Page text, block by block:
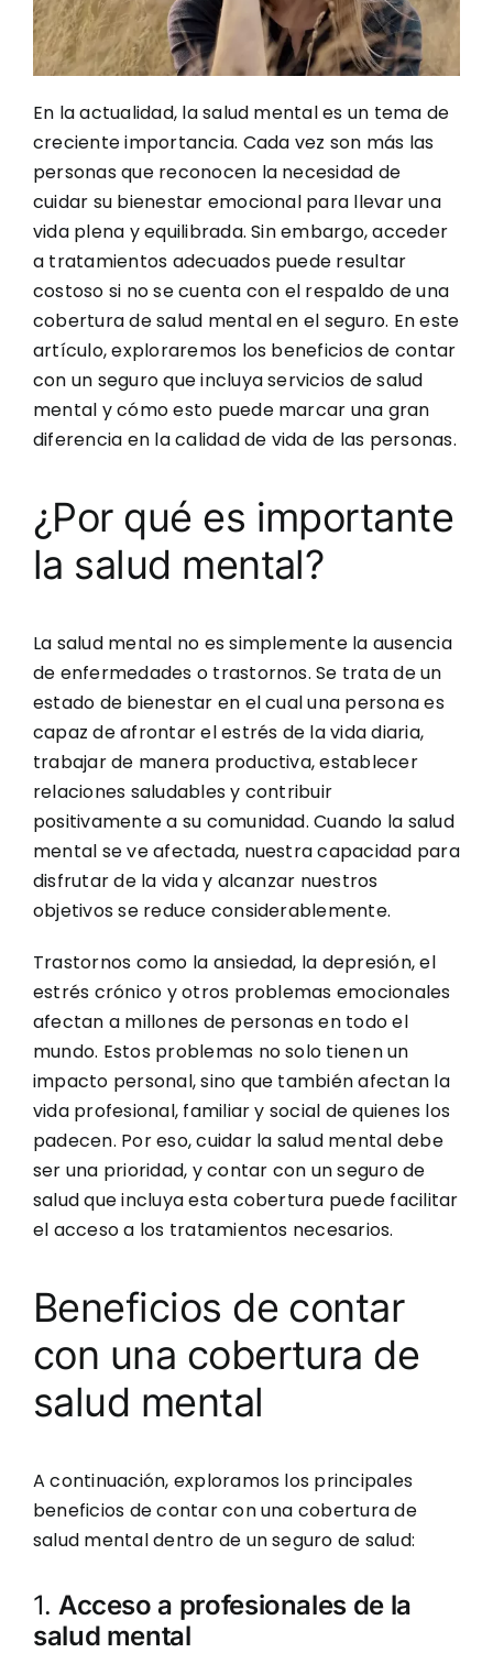
En la actualidad, la salud mental es un tema de
creciente importancia. Cada vez son más las
personas que reconocen la necesidad de
cuidar su bienestar emocional para llevar una
vida plena y equilibrada. Sin embargo, acceder
a tratamientos adecuados puede resultar
costoso si no se cuenta con el respaldo de una
cobertura de salud mental en el seguro. En este
artículo, exploraremos los beneficios de contar
con un seguro que incluya servicios de salud
mental y cómo esto puede marcar una gran
diferencia en la calidad de vida de las personas.
¿Por qué es importante
la salud mental?
La salud mental no es simplemente la ausencia
de enfermedades o trastornos. Se trata de un
estado de bienestar en el cual una persona es
capaz de afrontar el estrés de la vida diaria,
trabajar de manera productiva, establecer
relaciones saludables y contribuir
positivamente a su comunidad. Cuando la salud
mental se ve afectada, nuestra capacidad para
disfrutar de la vida y alcanzar nuestros
objetivos se reduce considerablemente.
Trastornos como la ansiedad, la depresión, el
estrés crónico y otros problemas emocionales
afectan a millones de personas en todo el
mundo. Estos problemas no solo tienen un
impacto personal, sino que también afectan la
vida profesional, familiar y social de quienes los
padecen. Por eso, cuidar la salud mental debe
ser una prioridad, y contar con un seguro de
salud que incluya esta cobertura puede facilitar
el acceso a los tratamientos necesarios.
Beneficios de contar
con una cobertura de
salud mental
A continuación, exploramos los principales
beneficios de contar con una cobertura de
salud mental dentro de un seguro de salud:
1. Acceso a profesionales de la
salud mental